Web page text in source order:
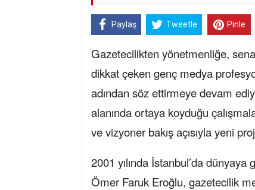
Paylaş Tweetle Pinle
Gazetecilikten yönetmenliğe,
dikkat çeken genç medya
adından söz ettirmeye devam
alanında ortaya koyduğu
ve vizyoner bakış açısıyla yeni
2001 yılında İstanbul’da dünyaya
Ömer Faruk Eroğlu, gazetecilik